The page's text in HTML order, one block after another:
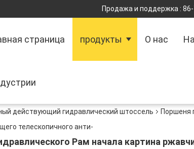
Продажа и поддержка :
страница продукты О нас
действующий гидравлический штоссель
Поршеня
телескопичного анти-
Рам начала картина